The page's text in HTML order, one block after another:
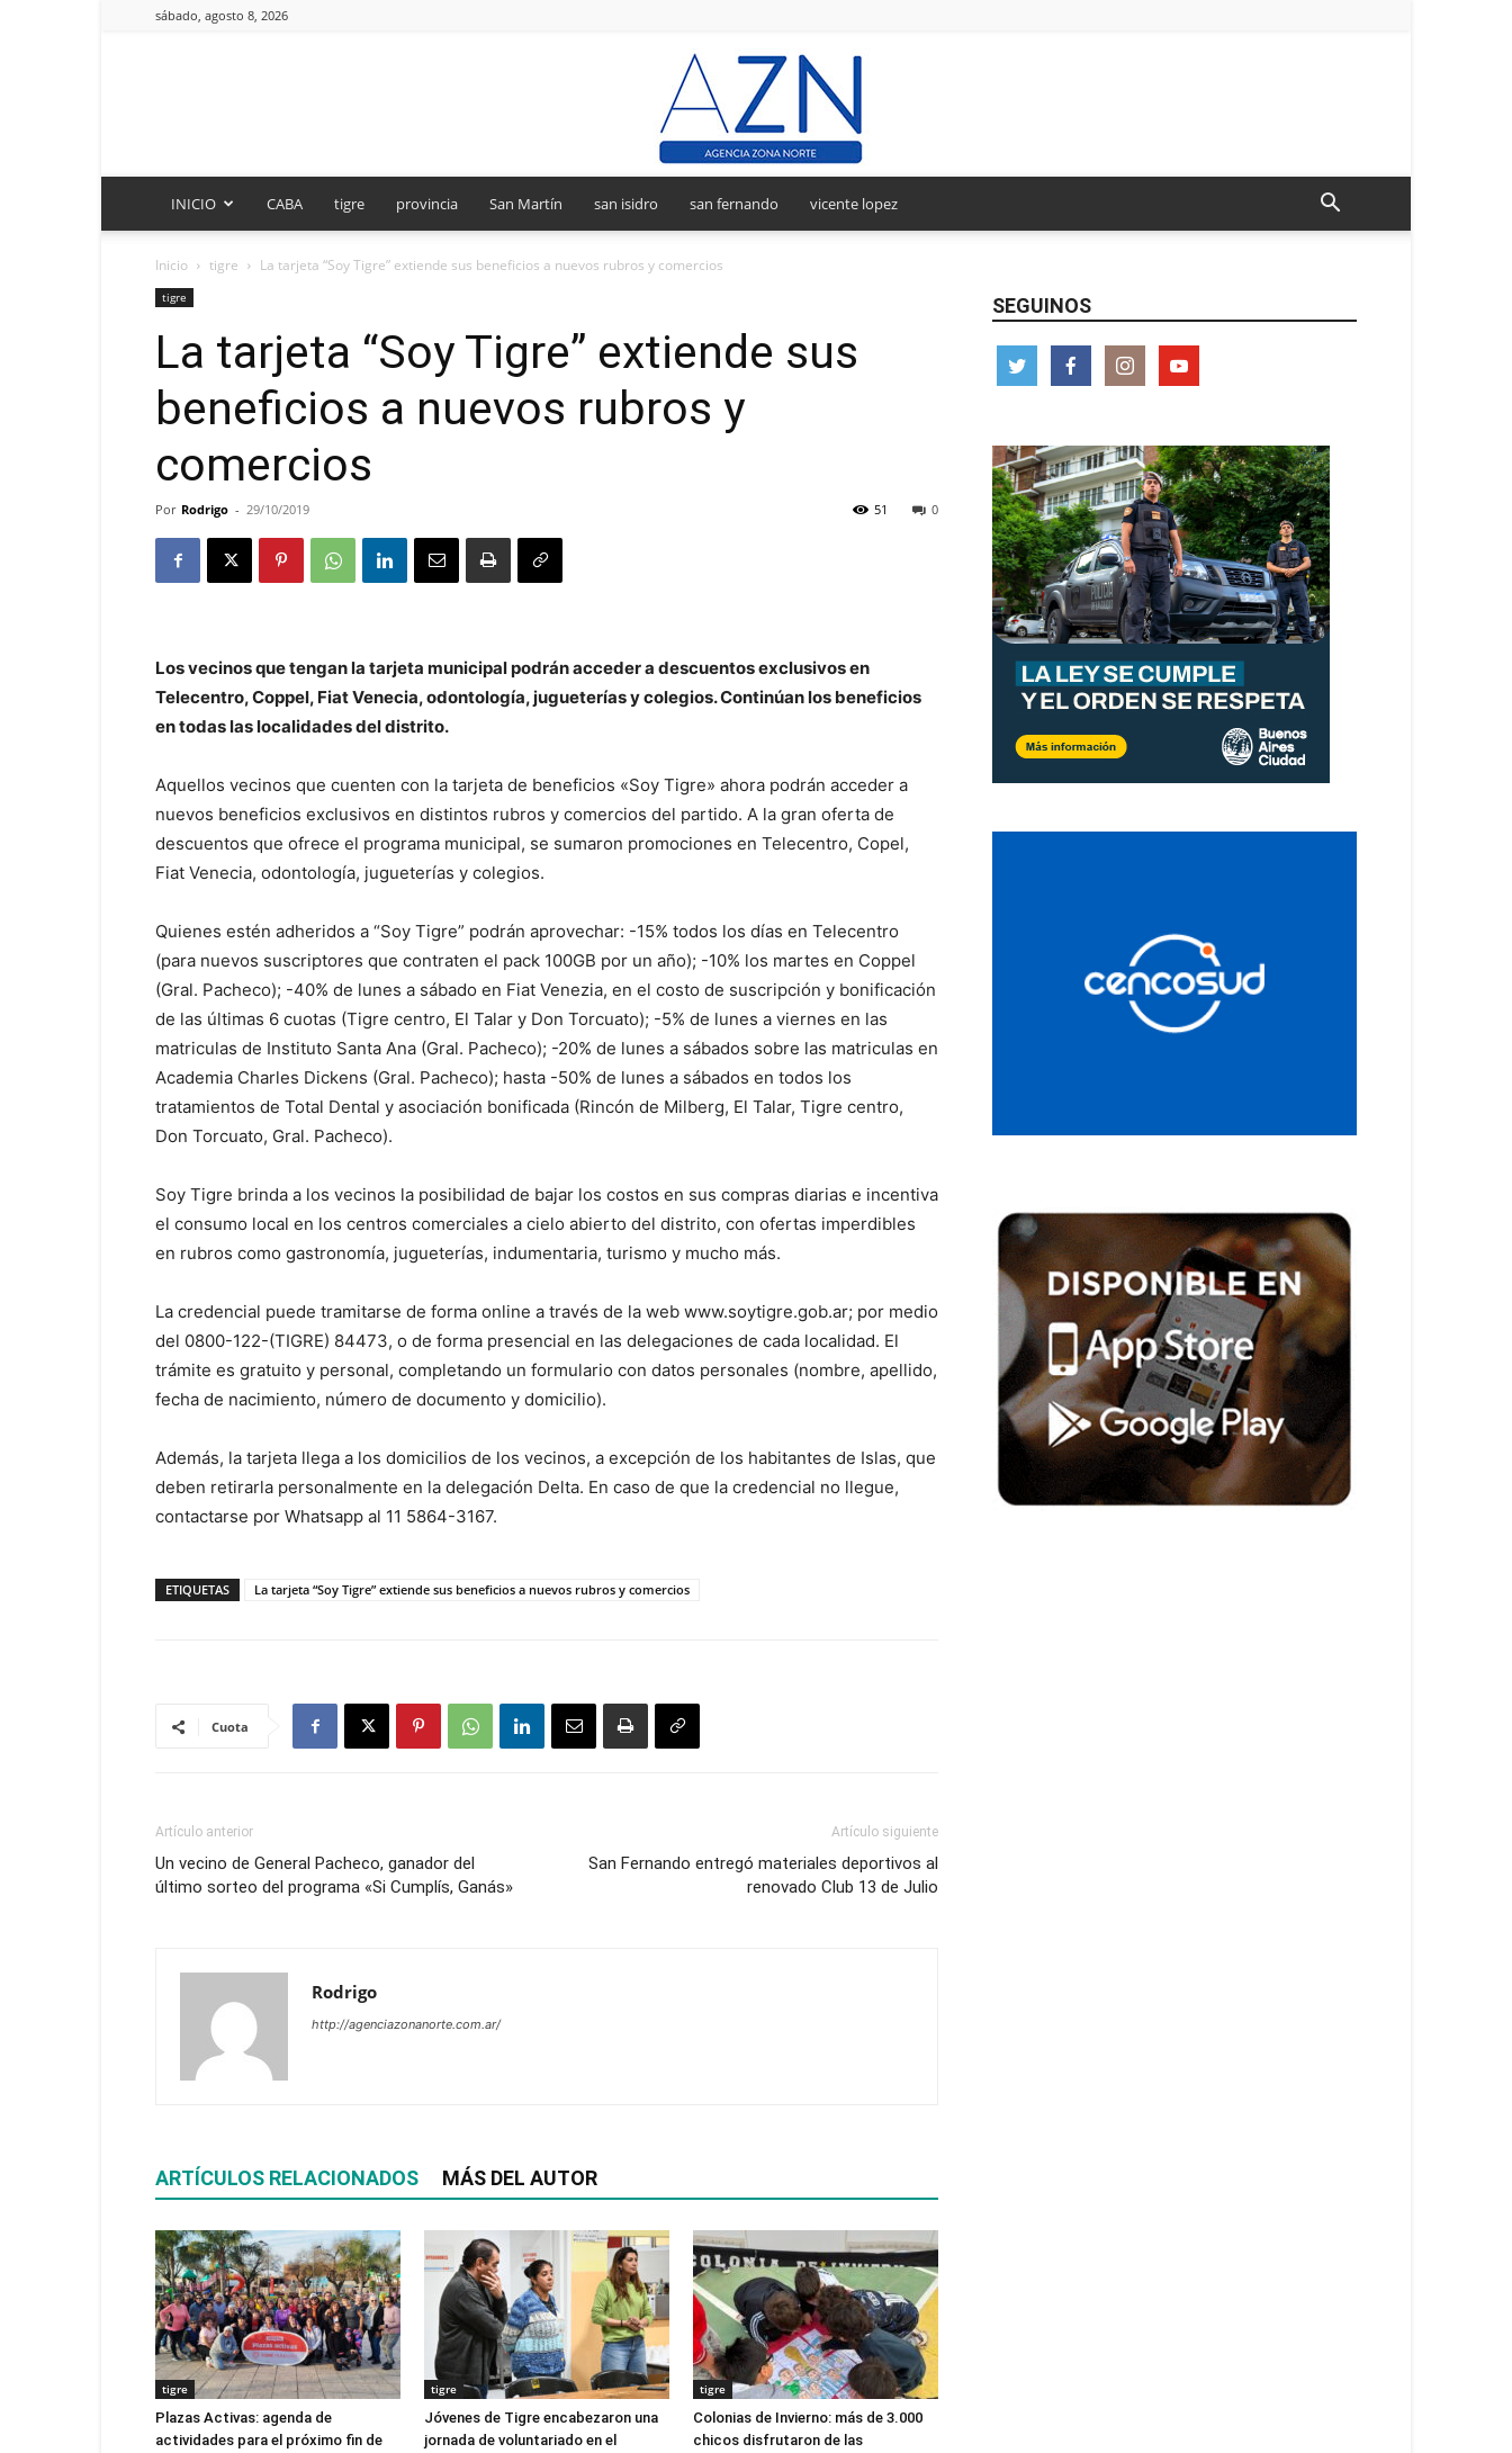
sábado, agosto 8, 2026
INICIO CABA tigre provincia San Martín san isidro san fernando vicente lopez
Inicio tigre La tarjeta “Soy Tigre” extiende sus beneficios a nuevos rubros y comercios
tigre
La tarjeta “Soy Tigre” extiende sus
beneficios a nuevos rubros y
comercios
Por Rodrigo - 29/10/2019 0
51
Los vecinos que tengan la tarjeta municipal podrán acceder a descuentos exclusivos en
Telecentro, Coppel, Fiat Venecia, odontología, jugueterías y colegios. Continúan los beneficios
en todas las localidades del distrito.
Aquellos vecinos que cuenten con la tarjeta de beneficios «Soy Tigre» ahora podrán acceder a
nuevos beneficios exclusivos en distintos rubros y comercios del partido. A la gran oferta de
descuentos que ofrece el programa municipal, se sumaron promociones en Telecentro, Copel,
Fiat Venecia, odontología, jugueterías y colegios.
Quienes estén adheridos a “Soy Tigre” podrán aprovechar: -15% todos los días en Telecentro
(para nuevos suscriptores que contraten el pack 100GB por un año); -10% los martes en Coppel
(Gral. Pacheco); -40% de lunes a sábado en Fiat Venezia, en el costo de suscripción y bonificación
de las últimas 6 cuotas (Tigre centro, El Talar y Don Torcuato); -5% de lunes a viernes en las
matriculas de Instituto Santa Ana (Gral. Pacheco); -20% de lunes a sábados sobre las matriculas en
Academia Charles Dickens (Gral. Pacheco); hasta -50% de lunes a sábados en todos los
tratamientos de Total Dental y asociación bonificada (Rincón de Milberg, El Talar, Tigre centro,
Don Torcuato, Gral. Pacheco).
Soy Tigre brinda a los vecinos la posibilidad de bajar los costos en sus compras diarias e incentiva
el consumo local en los centros comerciales a cielo abierto del distrito, con ofertas imperdibles
en rubros como gastronomía, jugueterías, indumentaria, turismo y mucho más.
La credencial puede tramitarse de forma online a través de la web www.soytigre.gob.ar; por medio
del 0800-122-(TIGRE) 84473, o de forma presencial en las delegaciones de cada localidad. El
trámite es gratuito y personal, completando un formulario con datos personales (nombre, apellido,
fecha de nacimiento, número de documento y domicilio).
Además, la tarjeta llega a los domicilios de los vecinos, a excepción de los habitantes de Islas, que
deben retirarla personalmente en la delegación Delta. En caso de que la credencial no llegue,
contactarse por Whatsapp al 11 5864-3167.
ETIQUETAS La tarjeta “Soy Tigre” extiende sus beneficios a nuevos rubros y comercios
Cuota
Artículo anterior
Un vecino de General Pacheco, ganador del
último sorteo del programa «Si Cumplís, Ganás»
Artículo siguiente
San Fernando entregó materiales deportivos al
renovado Club 13 de Julio
Rodrigo
http://agenciazonanorte.com.ar/
ARTÍCULOS RELACIONADOS MÁS DEL AUTOR
tigre
Plazas Activas: agenda de
actividades para el próximo fin de
tigre
Jóvenes de Tigre encabezaron una
jornada de voluntariado en el
tigre
Colonias de Invierno: más de 3.000
chicos disfrutaron de las
SEGUINOS